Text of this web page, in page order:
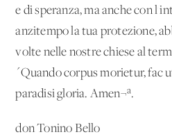
e di speranza, ma anche con
anzitempo la tua protezione,
volte nelle nostre chiese al
´Quando corpus morietur, fac
paradisi gloria. Amen¬ª.
don Tonino Bello